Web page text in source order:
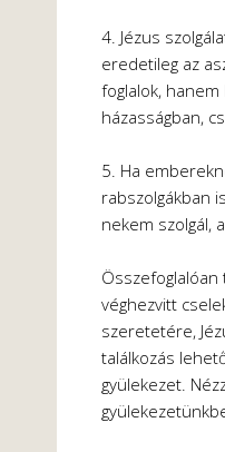
4. Jézus
eredetileg az
foglalok,
házasságban,
5. Ha
rabszolgákban
nekem szolgál,
Összefoglalóan
véghezvitt
szeretetére,
találkozás
gyülekezet.